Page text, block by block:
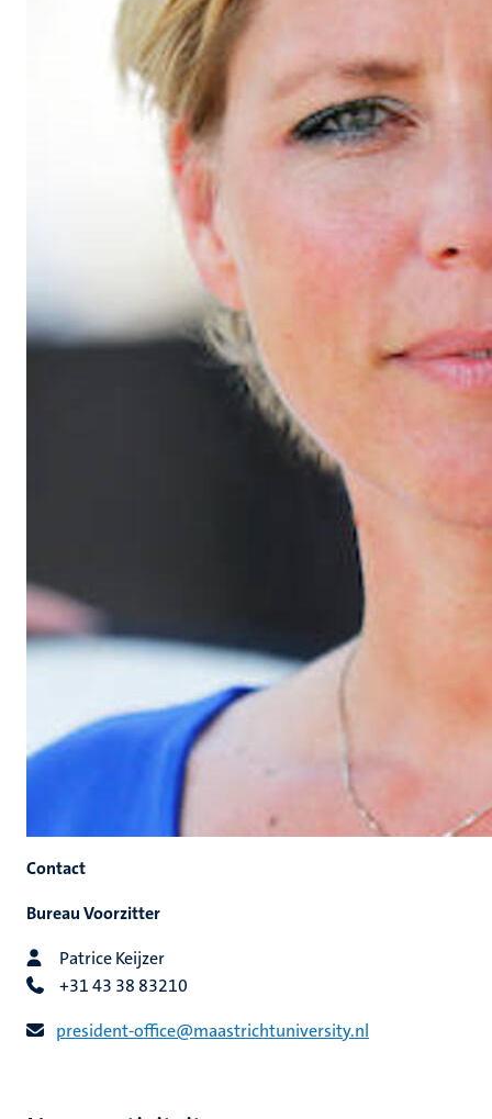
Contact
Bureau Voorzitter
Patrice Keijzer
+31 43 38 83210
president-office@maastrichtuniversity.nl